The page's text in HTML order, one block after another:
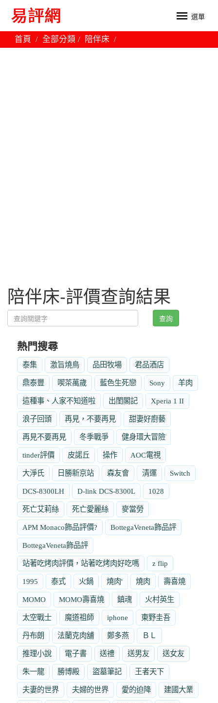
選單
首頁 全部分類 陪伴床
陪伴床-評價查詢結果
查詢
熱門搜尋
泰集 激旨燒鳥 品田牧場 君品酒店
鼎泰豐 喫茶萬歲 藍色生死戀 Sony 羊肉
這種事、人家不知道啦 出閨閣記 Xperia 1 II
浪子回頭 再見，不要再見 甜妻好廚藝
再見不要再見 冬季戰爭 健身環大冒險
tinder評價 皮諾丘 操作 AOC電視
大淨氏 日勝新京站 森友會 清運 Switch
DCS-8300LH D-link DCS-8300L 1028
死亡艾莉絲 死亡愛麗絲 麥當勞
APM Monaco飾品評價? BottegaVeneta飾品評
BottegaVeneta飾品評
站著吃烤肉評價，站著吃烤肉好吃嗎 z flip
1995 泰式 火鍋 燒肉' 燒肉 壽喜燒
MOMO MOMO壽喜燒 鎮魂 火村英生
太空戰士 魔道祖師 iphone 東野圭吾
丹布朗 法蘭克肉舖 鄭多燕 ＢＬ
推理小說 電子書 送禮 送男友 送女友
朱一龍 勝博殿 盜墓筆記 王者天下
夫妻的世界 夫婦的世界 愛的迫降 建國大業